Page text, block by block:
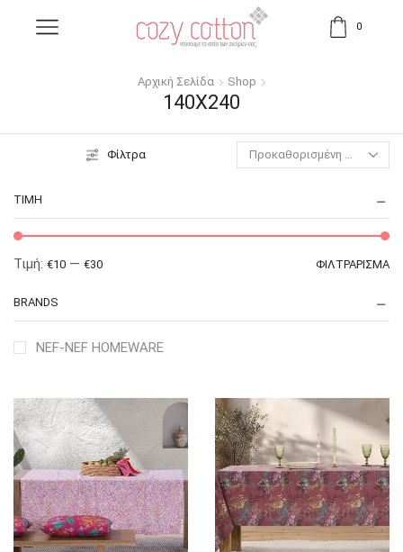
0
Αρχική Σελίδα Shop
140X240
Φίλτρα
ΤΙΜΉ
ΦΙΛΤΡΆΡΙΣΜΑ
Τιμή: €10 — €30
BRANDS
NEF-NEF HOMEWARE